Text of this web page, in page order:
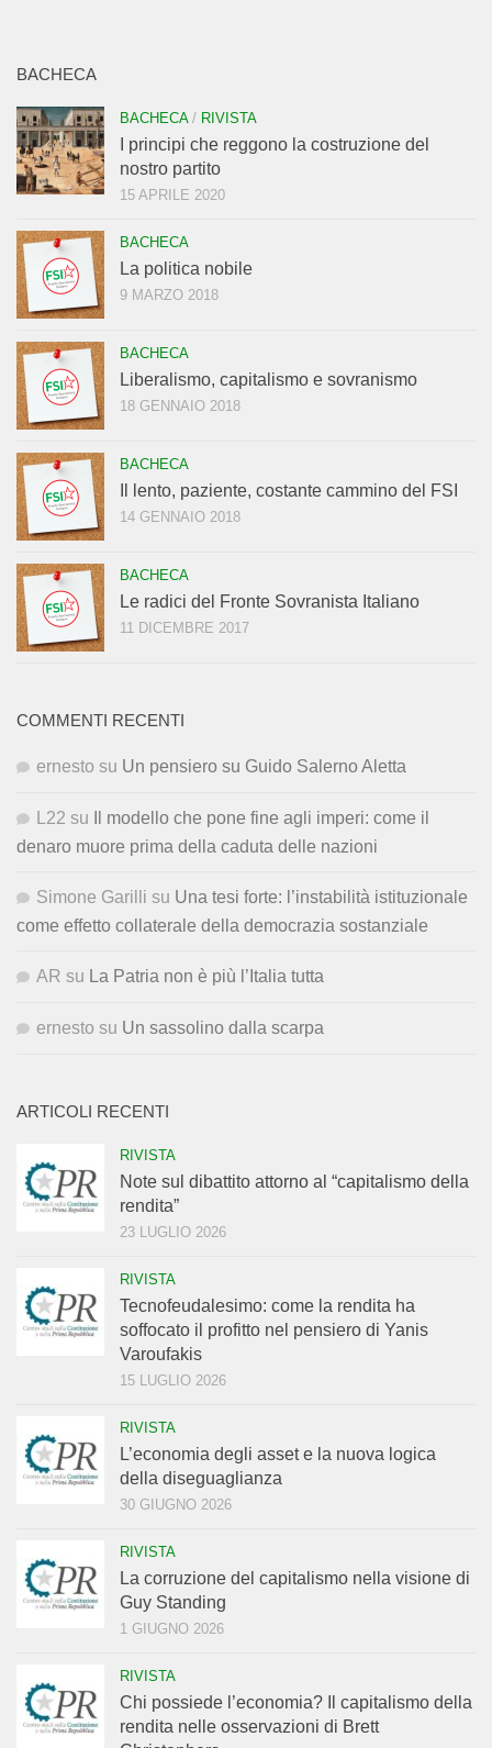
BACHECA
BACHECA/ RIVISTA
I principi che reggono la costruzione del
nostro partito
15 APRILE 2020
BACHECA
La politica nobile
9 MARZO 2018
BACHECA
Liberalismo, capitalismo e sovranismo
18 GENNAIO 2018
BACHECA
Il lento, paziente, costante cammino del FSI
14 GENNAIO 2018
BACHECA
Le radici del Fronte Sovranista Italiano
11 DICEMBRE 2017
COMMENTI RECENTI
ernesto su Un pensiero su Guido Salerno Aletta
L22 su
Il modello che pone fine agli imperi: come il
denaro muore prima della caduta delle nazioni
Simone Garilli su Una tesi forte: l’instabilità istituzionale
come effetto collaterale della democrazia sostanziale
AR su La Patria non è più l’Italia tutta
ernesto su Un sassolino dalla scarpa
ARTICOLI RECENTI
RIVISTA
Note sul dibattito attorno al “capitalismo della
rendita”
23 LUGLIO 2026
RIVISTA
Tecnofeudalesimo: come la rendita ha
soffocato il profitto nel pensiero di Yanis
Varoufakis
15 LUGLIO 2026
RIVISTA
L’economia degli asset e la nuova logica
della diseguaglianza
30 GIUGNO 2026
RIVISTA
La corruzione del capitalismo nella visione di
Guy Standing
1 GIUGNO 2026
RIVISTA
Chi possiede l’economia? Il capitalismo della
rendita nelle osservazioni di Brett